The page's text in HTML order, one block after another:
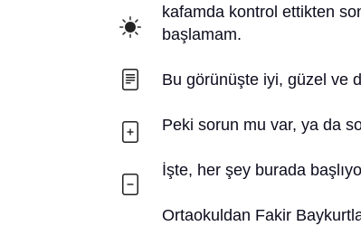
kafamda kontrol ettikten
başlamam.
Bu görünüşte iyi, güzel ve
Peki sorun mu var, ya da
İşte, her şey burada
Ortaokuldan Fakir